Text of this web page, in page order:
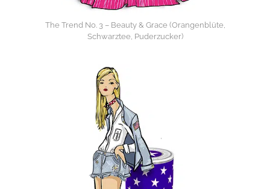
The Trend No. 3 – Beauty & Grace (Orangenblüte,
Schwarztee, Puderzucker)